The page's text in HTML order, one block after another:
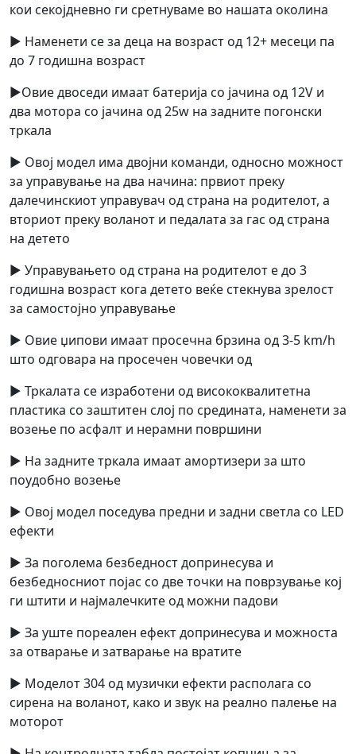
кои секојдневно ги сретнуваме во нашата околина
► Наменети се за деца на возраст од 12+ месеци па
до 7 годишна возраст
►Овие двоседи имаат батерија со јачина од 12V и
два мотора со јачина од 25w на задните погонски
тркала
► Овој модел има двојни команди, односно можност
за управување на два начина: првиот преку
далечинскиот управувач од страна на родителот, а
вториот преку воланот и педалата за гас од страна
на детето
► Управувањето од страна на родителот е до 3
годишна возраст кога детето веќе стекнува зрелост
за самостојно управување
► Овие џипови имаат просечна брзина од 3-5 km/h
што одговара на просечен човечки од
► Тркалата се изработени од висококвалитетна
пластика со заштитен слој по средината, наменети за
возење по асфалт и нерамни површини
► На задните тркала имаат амортизери за што
поудобно возење
► Овој модел поседува предни и задни светла со LED
ефекти
► За поголема безбедност допринесува и
безбедносниот појас со две точки на поврзување кој
ги штити и најмалечките од можни падови
► За уште пореален ефект допринесува и можноста
за отварање и затварање на вратите
► Моделот 304 од музички ефекти располага со
сирена на воланот, како и звук на реално палење на
моторот